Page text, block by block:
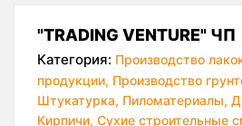
"TRADING VENTURE" ЧП
Категория: Производство
продукции, Производство
Штукатурка, Пиломатериалы,
Кирпичи, Сухие строительные